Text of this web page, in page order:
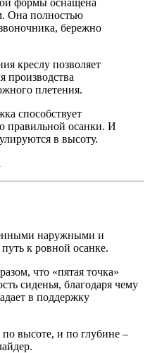
формы оснащена
Она полностью
бережно
креслу позволяет
производства
плетения.
способствует
осанки. И
в высоту.
наружными и
к ровной осанке.
что «пятая точка»
сиденья, благодаря чему
в поддержку
высоте, и по глубине –